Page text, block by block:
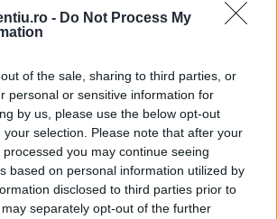
- Do Not Process My
of the sale, sharing to third parties, or
personal or sensitive information for
by us, please use the below opt-out
selection. Please note that after your
you may continue seeing
based on personal information utilized by
disclosed to third parties prior to
separately opt-out of the further